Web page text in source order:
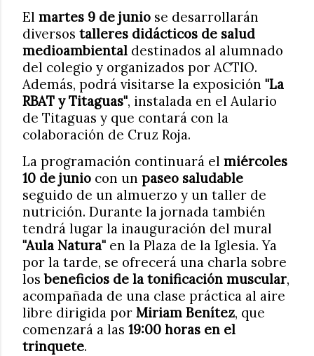
El martes 9 de junio se desarrollarán
diversos talleres didácticos de salud
medioambiental destinados al alumnado
del colegio y organizados por ACTIO.
Además, podrá visitarse la exposición "La
RBAT y Titaguas", instalada en el Aulario
de Titaguas y que contará con la
colaboración de Cruz Roja.
La programación continuará el miércoles
10 de junio con un paseo saludable
seguido de un almuerzo y un taller de
nutrición. Durante la jornada también
tendrá lugar la inauguración del mural
"Aula Natura" en la Plaza de la Iglesia. Ya
por la tarde, se ofrecerá una charla sobre
losbeneficios de la tonificación muscular,
acompañada de una clase práctica al aire
libre dirigida por Miriam Benítez, que
comenzará a las 19:00 horas en el
trinquete.